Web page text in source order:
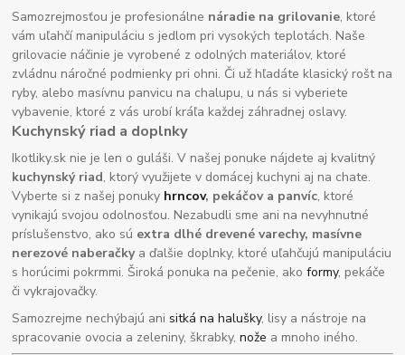
Samozrejmosťou je profesionálne náradie na grilovanie, ktoré
vám uľahčí manipuláciu s jedlom pri vysokých teplotách. Naše
grilovacie náčinie je vyrobené z odolných materiálov, ktoré
zvládnu náročné podmienky pri ohni. Či už hľadáte klasický rošt na
ryby, alebo masívnu panvicu na chalupu, u nás si vyberiete
vybavenie, ktoré z vás urobí kráľa každej záhradnej oslavy.
Kuchynský riad a doplnky
Ikotliky.sk nie je len o guláši. V našej ponuke nájdete aj kvalitný
kuchynský riad, ktorý využijete v domácej kuchyni aj na chate.
Vyberte si z našej ponuky hrncov, pekáčov a panvíc, ktoré
vynikajú svojou odolnosťou. Nezabudli sme ani na nevyhnutné
príslušenstvo, ako sú extra dlhé drevené varechy, masívne
nerezové naberačkya ďalšie doplnky, ktoré uľahčujú manipuláciu
s horúcimi pokrmmi. Široká ponuka na pečenie, akoformy, pekáče
či vykrajovačky.
Samozrejme nechýbajú anisitká na halušky, lisy a nástroje na
spracovanie ovocia a zeleniny, škrabky,nože a mnoho iného.